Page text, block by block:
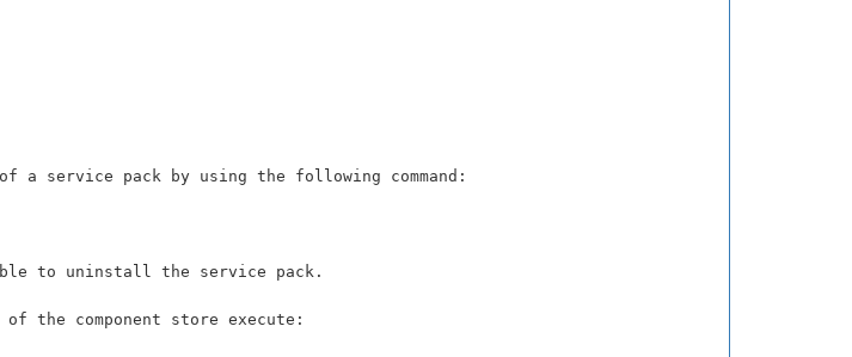
service pack by using the following command:
to uninstall the service pack.
the component store execute: